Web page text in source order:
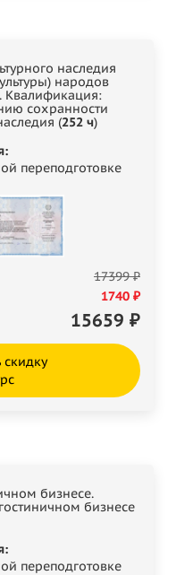
наследия
народов
Квалификация:
сохранности
(252 ч)
переподготовке
17399 ₽
1740 ₽
15659 ₽
бизнесе.
бизнесе
переподготовке